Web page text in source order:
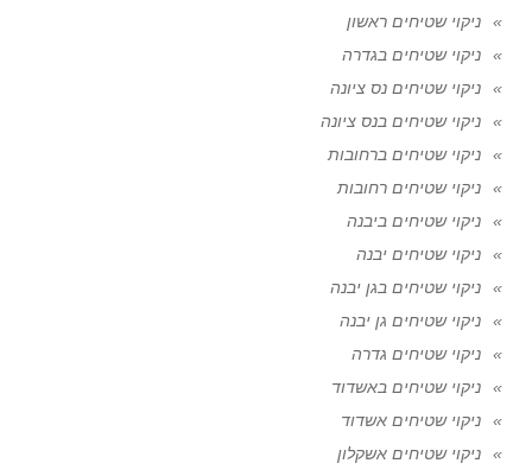
ניקוי שטיחים ראשון
ניקוי שטיחים בגדרה
ניקוי שטיחים נס ציונה
ניקוי שטיחים בנס ציונה
ניקוי שטיחים ברחובות
ניקוי שטיחים רחובות
ניקוי שטיחים ביבנה
ניקוי שטיחים יבנה
ניקוי שטיחים בגן יבנה
ניקוי שטיחים גן יבנה
ניקוי שטיחים גדרה
ניקוי שטיחים באשדוד
ניקוי שטיחים אשדוד
ניקוי שטיחים אשקלון